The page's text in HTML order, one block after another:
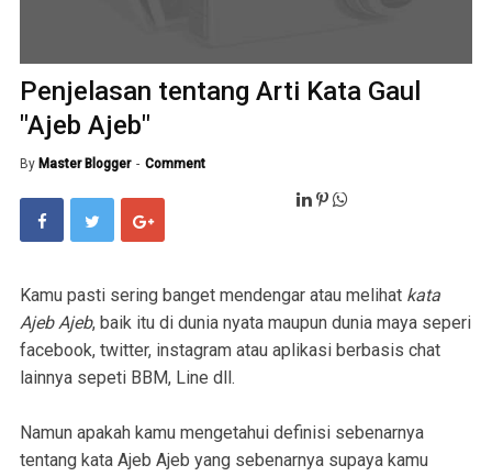
Penjelasan tentang Arti Kata Gaul
"Ajeb Ajeb"
By Master Blogger Comment
Kamu pasti sering banget mendengar atau melihat kata
Ajeb Ajeb, baik itu di dunia nyata maupun dunia maya seperi
facebook, twitter, instagram atau aplikasi berbasis chat
lainnya sepeti BBM, Line dll.
Namun apakah kamu mengetahui definisi sebenarnya
tentang kata Ajeb Ajeb yang sebenarnya supaya kamu